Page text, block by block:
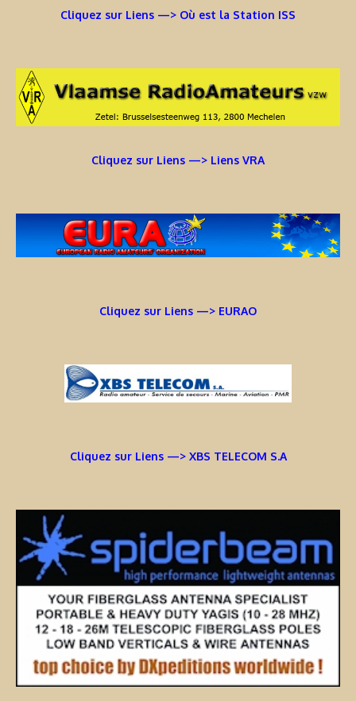
Cliquez sur Liens —> Où est la Station ISS
Cliquez sur Liens —> Liens VRA
Cliquez sur Liens —> EURAO
Cliquez sur Liens —> XBS TELECOM S.A